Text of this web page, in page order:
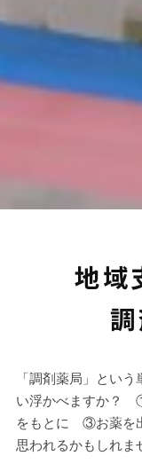
オ
お節
地域
調
「調剤薬局」とい
い浮かべますか？
をもとに ③お薬を
思われるかもしれま